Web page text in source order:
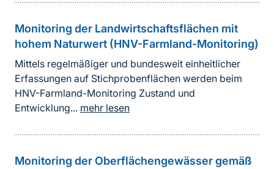
Monitoring der Landwirtschaftsflächen mit
hohem Naturwert (HNV-Farmland-Monitoring)
Mittels regelmäßiger und bundesweit einheitlicher
Erfassungen auf Stichprobenflächen werden beim
HNV-Farmland-Monitoring Zustand und
Entwicklung... mehr lesen
Monitoring der Oberflächengewässer gemäß